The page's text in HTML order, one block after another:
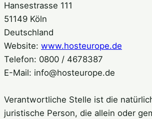
Hansestrasse 111
51149 Köln
Deutschland
Website: www.hosteurope.de
Telefon: 0800 / 4678387
E-Mail: info@hosteurope.de
Verantwortliche Stelle ist die
juristische Person, die allein oder